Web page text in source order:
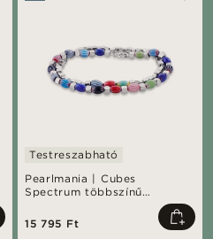
Pearlmania | Cubes
Spectrum többszínű
rozsdamentes acél karkötő
szett
Testreszabható
15 795 Ft